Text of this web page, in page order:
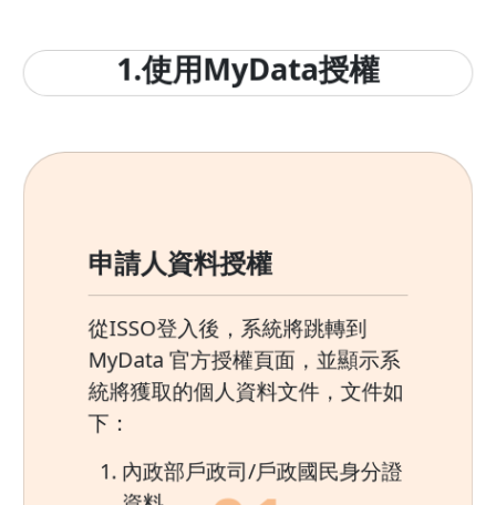
1.使用MyData授權
申請人資料授權
從ISSO登入後，系統將跳轉到
MyData 官方授權頁面，並顯示系
統將獲取的個人資料文件，文件如
下：
內政部戶政司/戶政國民身分證